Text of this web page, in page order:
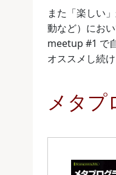
また「楽しい
動など）にお
meetup #1 で
オススメし続
メタプ